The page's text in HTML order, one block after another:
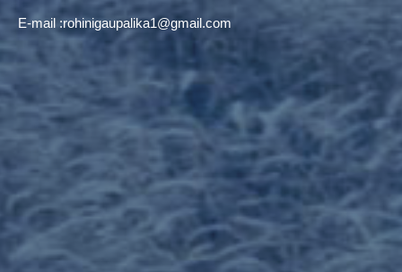
E-mail :rohinigaupalika1@gmail.com